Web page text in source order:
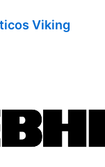
Viking